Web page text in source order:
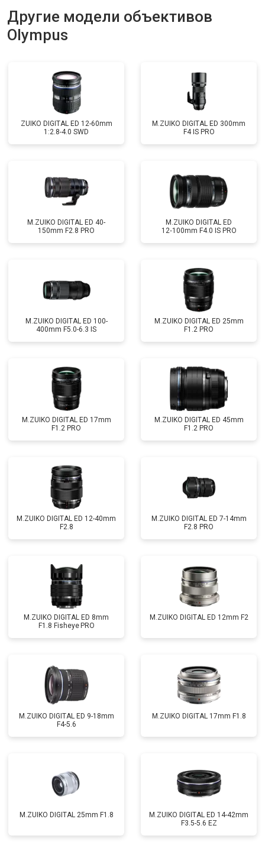
Другие модели объективов
Olympus
ZUIKO DIGITAL ED 12-60mm
1:2.8-4.0 SWD
M.ZUIKO DIGITAL ED 300mm
F4 IS PRO
M.ZUIKO DIGITAL ED 40-
150mm F2.8 PRO
M.ZUIKO DIGITAL ED
12‑100mm F4.0 IS PRO
M.ZUIKO DIGITAL ED 100-
400mm F5.0-6.3 IS
M.ZUIKO DIGITAL ED 25mm
F1.2 PRO
M.ZUIKO DIGITAL ED 17mm
F1.2 PRO
M.ZUIKO DIGITAL ED 45mm
F1.2 PRO
M.ZUIKO DIGITAL ED 12-40mm
F2.8
M.ZUIKO DIGITAL ED 7-14mm
F2.8 PRO
M.ZUIKO DIGITAL ED 8mm
F1.8 Fisheye PRO
M.ZUIKO DIGITAL ED 12mm F2
M.ZUIKO DIGITAL ED 9-18mm
F4-5.6
M.ZUIKO DIGITAL 17mm F1.8
M.ZUIKO DIGITAL 25mm F1.8
M.ZUIKO DIGITAL ED 14-42mm
F3.5-5.6 EZ